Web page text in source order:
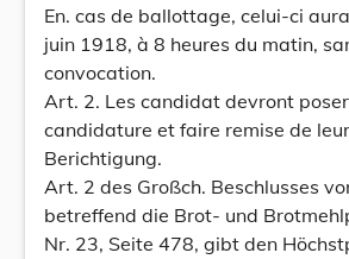
En. cas de ballottage, celui-ci
juin 1918, à 8 heures du matin,
convocation.
Art. 2. Les candidat devront
candidature et faire remise de
Berichtigung.
Art. 2 des Großch. Beschlusses
betreffend die Brot- und
Nr. 23, Seite 478, gibt den